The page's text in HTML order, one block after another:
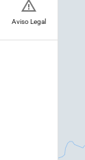
Aviso Legal